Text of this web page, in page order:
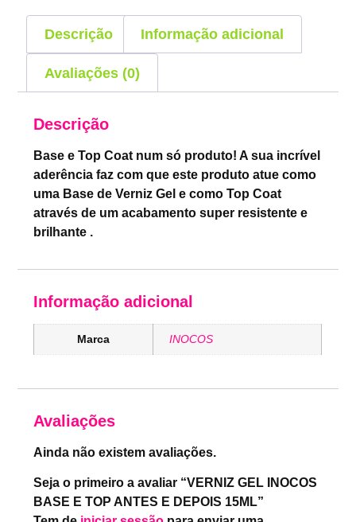
Descrição Informação adicional
Avaliações (0)
Descrição
Base e Top Coat num só produto! A sua incrível
aderência faz com que este produto atue como
uma Base de Verniz Gel e como Top Coat
através de um acabamento super resistente e
brilhante .
Informação adicional
Marca INOCOS
Avaliações
Ainda não existem avaliações.
Seja o primeiro a avaliar “VERNIZ GEL INOCOS
BASE E TOP ANTES E DEPOIS 15ML”